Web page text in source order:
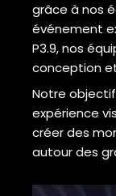
grâce à nos
événement
P3.9, nos
conception
Notre
expérience
créer des
autour des